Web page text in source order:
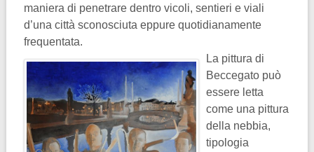
maniera di penetrare dentro vicoli, sentieri e viali
d’una città sconosciuta eppure quotidianamente
frequentata.
La pittura di
Beccegato può
essere letta
come una pittura
della nebbia,
tipologia